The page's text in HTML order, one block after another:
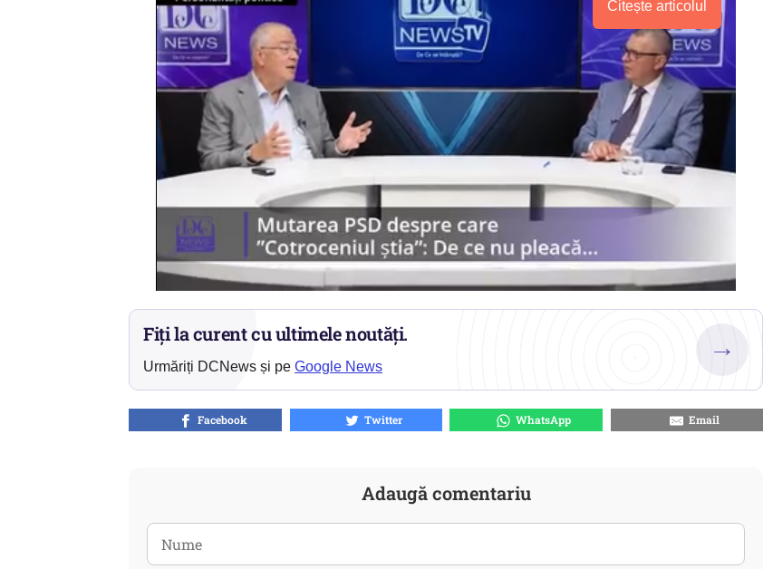
Citește articolul
Fiți la curent cu ultimele noutăți.
Urmăriți DCNews și pe Google News
→
Facebook Twitter WhatsApp Email
Adaugă comentariu